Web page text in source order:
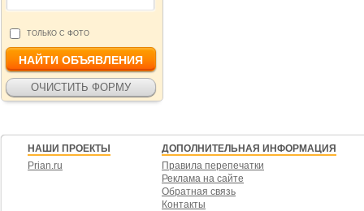
ТОЛЬКО С ФОТО
НАШИ ПРОЕКТЫ
Prian.ru
ДОПОЛНИТЕЛЬНАЯ ИНФОРМАЦИЯ
Правила перепечатки
Реклама на сайте
Обратная связь
Контакты